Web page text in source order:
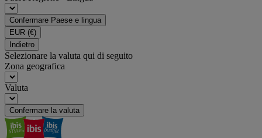
Confermare Paese e lingua
EUR (€)
Indietro
Selezionare la valuta qui di seguito
Zona geografica
Valuta
Confermare la valuta